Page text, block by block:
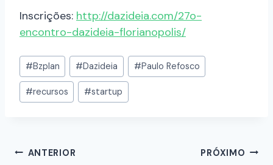
Inscrições: http://dazideia.com/27o-
encontro-dazideia-florianopolis/
#Bzplan #Dazideia #Paulo Refosco
#recursos #startup
ANTERIOR PRÓXIMO